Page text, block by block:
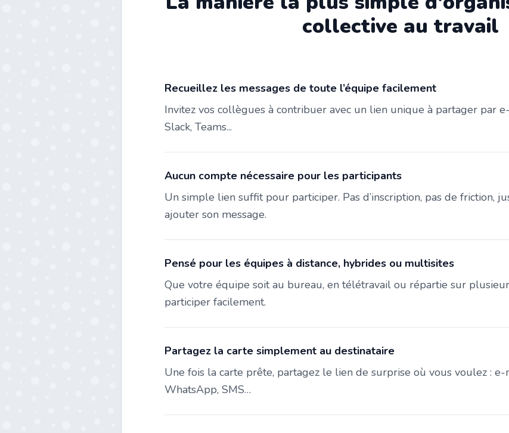
collective au travail
Recueillez les messages de toute l’équipe facilement
Invitez vos collègues à contribuer avec un lien unique à partager par
Slack, Teams...
Aucun compte nécessaire pour les participants
Un simple lien suffit pour participer. Pas d’inscription, pas de friction,
ajouter son message.
Pensé pour les équipes à distance, hybrides ou multisites
Que votre équipe soit au bureau, en télétravail ou répartie sur
participer facilement.
Partagez la carte simplement au destinataire
Une fois la carte prête, partagez le lien de surprise où vous voulez : e-
WhatsApp, SMS…